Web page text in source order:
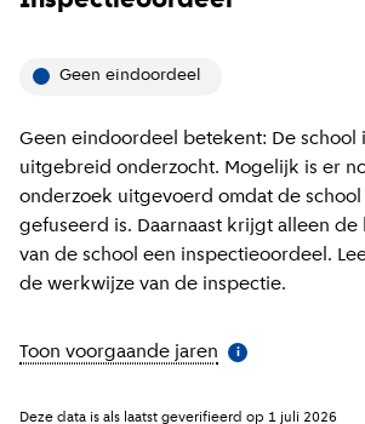
Geen eindoordeel
Geen eindoordeel betekent: De school
uitgebreid onderzocht. Mogelijk is er
onderzoek uitgevoerd omdat de
gefuseerd is. Daarnaast krijgt alleen
van de school een inspectieoordeel.
de werkwijze van de inspectie.
Toon voorgaande jaren Meer informatie
i
Deze data is als laatst geverifieerd op 1 juli 2026